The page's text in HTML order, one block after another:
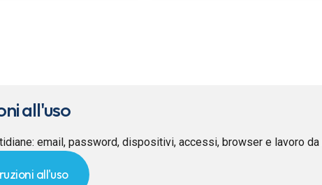
all'uso
email, password, dispositivi, accessi, browser e lavoro da
all'uso